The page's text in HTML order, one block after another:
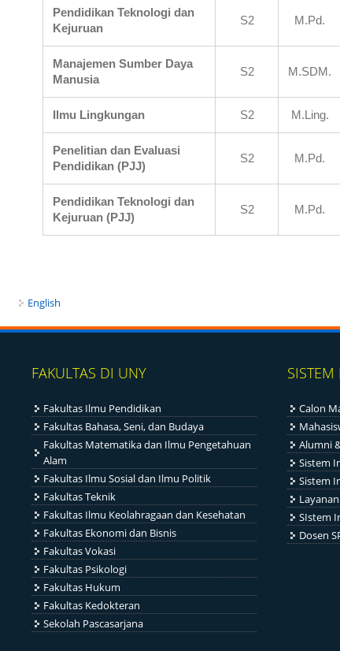
Pendidikan Teknologi dan
Kejuruan
S2 M.Pd.
Manajemen Sumber Daya
Manusia
S2 M.SDM.
Ilmu Lingkungan S2 M.Ling.
Penelitian dan Evaluasi
Pendidikan (PJJ)
S2 M.Pd.
Pendidikan Teknologi dan
Kejuruan (PJJ)
S2 M.Pd.
English
FAKULTAS DI UNY
Fakultas Ilmu Pendidikan
Fakultas Bahasa, Seni, dan Budaya
Fakultas Matematika dan Ilmu Pengetahuan
Alam
Fakultas Ilmu Sosial dan Ilmu Politik
Fakultas Teknik
Fakultas Ilmu Keolahragaan dan Kesehatan
Fakultas Ekonomi dan Bisnis
Fakultas Vokasi
Fakultas Psikologi
Fakultas Hukum
Fakultas Kedokteran
Sekolah Pascasarjana
Calon
Alumni
Sistem
Sistem
SIstem
Dosen